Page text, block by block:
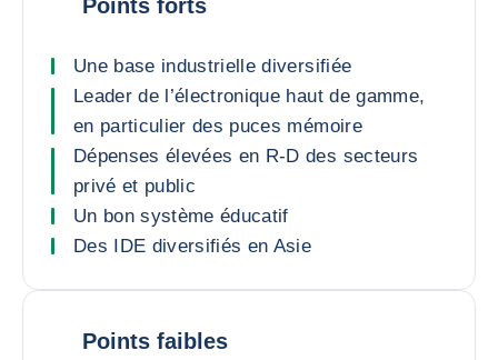
Points forts
Une base industrielle diversifiée
Leader de l’électronique haut de gamme,
en particulier des puces mémoire
Dépenses élevées en R-D des secteurs
privé et public
Un bon système éducatif
Des IDE diversifiés en Asie
Points faibles